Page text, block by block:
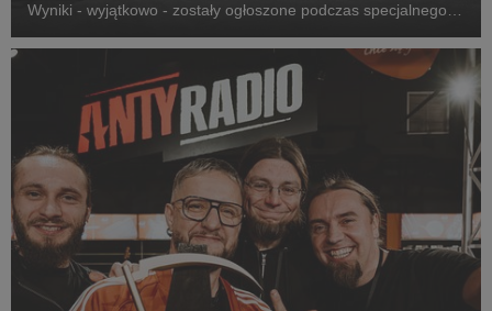
Wyniki - wyjątkowo - zostały ogłoszone podczas specjalnego
odbyć w warszawskim Klubie "Stodoła". Sta...